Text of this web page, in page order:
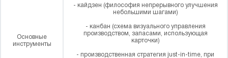
Основные
инструменты
- кайдзен (философия непрерывного улучшения
небольшими шагами)
- канбан (схема визуального управления
производством, запасами, использующая
карточки)
- производственная стратегия just-in-time, при